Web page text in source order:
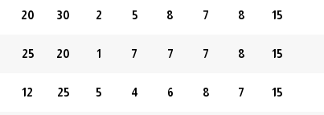
15
8
7
8
5
2
30
20
15
8
7
7
7
1
20
25
15
7
8
6
4
5
25
12